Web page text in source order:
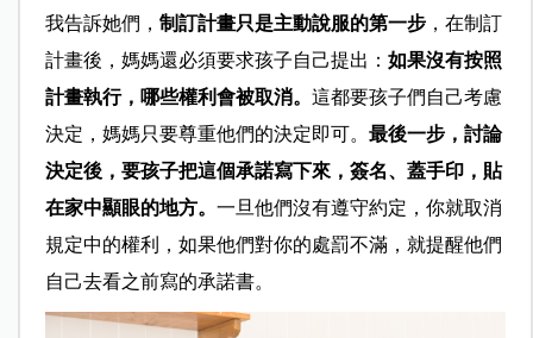
我告訴她們， 制訂計畫只是主動說服的第一步，在制訂
計畫後，媽媽還必須要求孩子自己提出： 如果沒有按照
計畫執行，哪些權利會被取消。 這都要孩子們自己考慮
決定，媽媽只要尊重他們的決定即可。 最後一步，討論
決定後，要孩子把這個承諾寫下來，簽名、蓋手印，貼
在家中顯眼的地方。 一旦他們沒有遵守約定，你就取消
規定中的權利，如果他們對你的處罰不滿，就提醒他們
自己去看之前寫的承諾書。